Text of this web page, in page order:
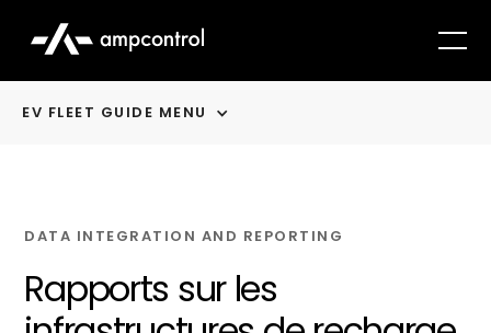
EV FLEET GUIDE MENU
DATA INTEGRATION AND REPORTING
Rapports sur les